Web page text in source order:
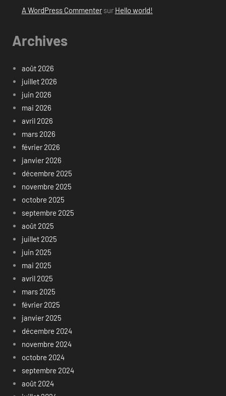
A WordPress Commentersur Hello world!
Archives
août 2026
juillet 2026
juin 2026
mai 2026
avril 2026
mars 2026
février 2026
janvier 2026
décembre 2025
novembre 2025
octobre 2025
septembre 2025
août 2025
juillet 2025
juin 2025
mai 2025
avril 2025
mars 2025
février 2025
janvier 2025
décembre 2024
novembre 2024
octobre 2024
septembre 2024
août 2024